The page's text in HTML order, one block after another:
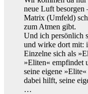
neue Luft besorgen
Matrix (Umfeld)
zum Atmen gibt.
Und ich persönlich
und wirke dort mit:
Einzelne sich als
»Eliten« empfindet
seine eigene
dabei hilft, seine
…